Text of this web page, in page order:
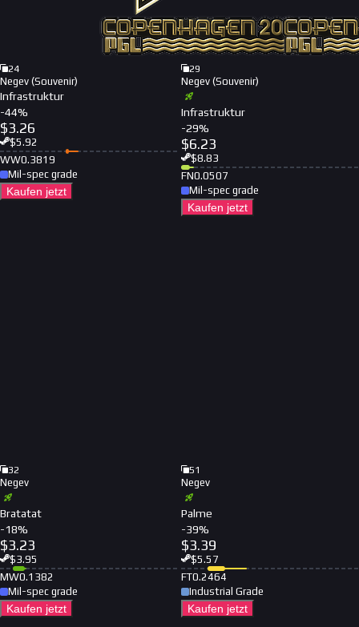
24
Negev (Souvenir)
Infrastruktur
-44%
$3.26
$5.92
WW0.3819
Mil-spec grade
Kaufen jetzt
29
Negev (Souvenir)
Infrastruktur
-29%
$6.23
$8.83
FN0.0507
Mil-spec grade
Kaufen jetzt
32
Negev
Bratatat
-18%
$3.23
$3.95
MW0.1382
Mil-spec grade
Kaufen jetzt
51
Negev
Palme
-39%
$3.39
$5.57
FT0.2464
Industrial Grade
Kaufen jetzt